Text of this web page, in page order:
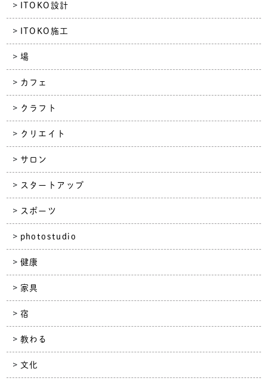
ITOKO設計
ITOKO施工
場
カフェ
クラフト
クリエイト
サロン
スタートアップ
スポーツ
photostudio
健康
家具
宿
教わる
文化